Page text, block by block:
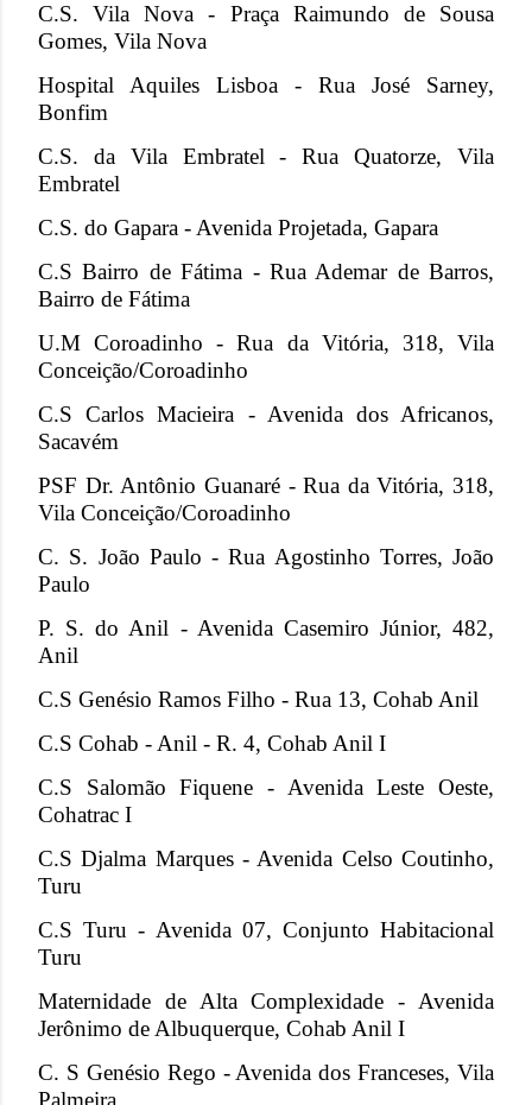
C.S. Vila Nova - Praça Raimundo de Sousa
Gomes, Vila Nova
Hospital Aquiles Lisboa - Rua José Sarney,
Bonfim
C.S. da Vila Embratel - Rua Quatorze, Vila
Embratel
C.S. do Gapara - Avenida Projetada, Gapara
C.S Bairro de Fátima - Rua Ademar de Barros,
Bairro de Fátima
U.M Coroadinho - Rua da Vitória, 318, Vila
Conceição/Coroadinho
C.S Carlos Macieira - Avenida dos Africanos,
Sacavém
PSF Dr. Antônio Guanaré - Rua da Vitória, 318,
Vila Conceição/Coroadinho
C. S. João Paulo - Rua Agostinho Torres, João
Paulo
P. S. do Anil - Avenida Casemiro Júnior, 482,
Anil
C.S Genésio Ramos Filho - Rua 13, Cohab Anil
C.S Cohab - Anil - R. 4, Cohab Anil I
C.S Salomão Fiquene - Avenida Leste Oeste,
Cohatrac I
C.S Djalma Marques - Avenida Celso Coutinho,
Turu
C.S Turu - Avenida 07, Conjunto Habitacional
Turu
Maternidade de Alta Complexidade - Avenida
Jerônimo de Albuquerque, Cohab Anil I
C. S Genésio Rego - Avenida dos Franceses, Vila
Palmeira